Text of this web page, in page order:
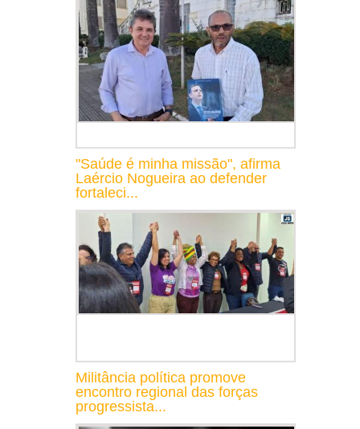
"Saúde é minha missão", afirma
Laércio Nogueira ao defender
fortaleci...
Militância política promove
encontro regional das forças
progressista...